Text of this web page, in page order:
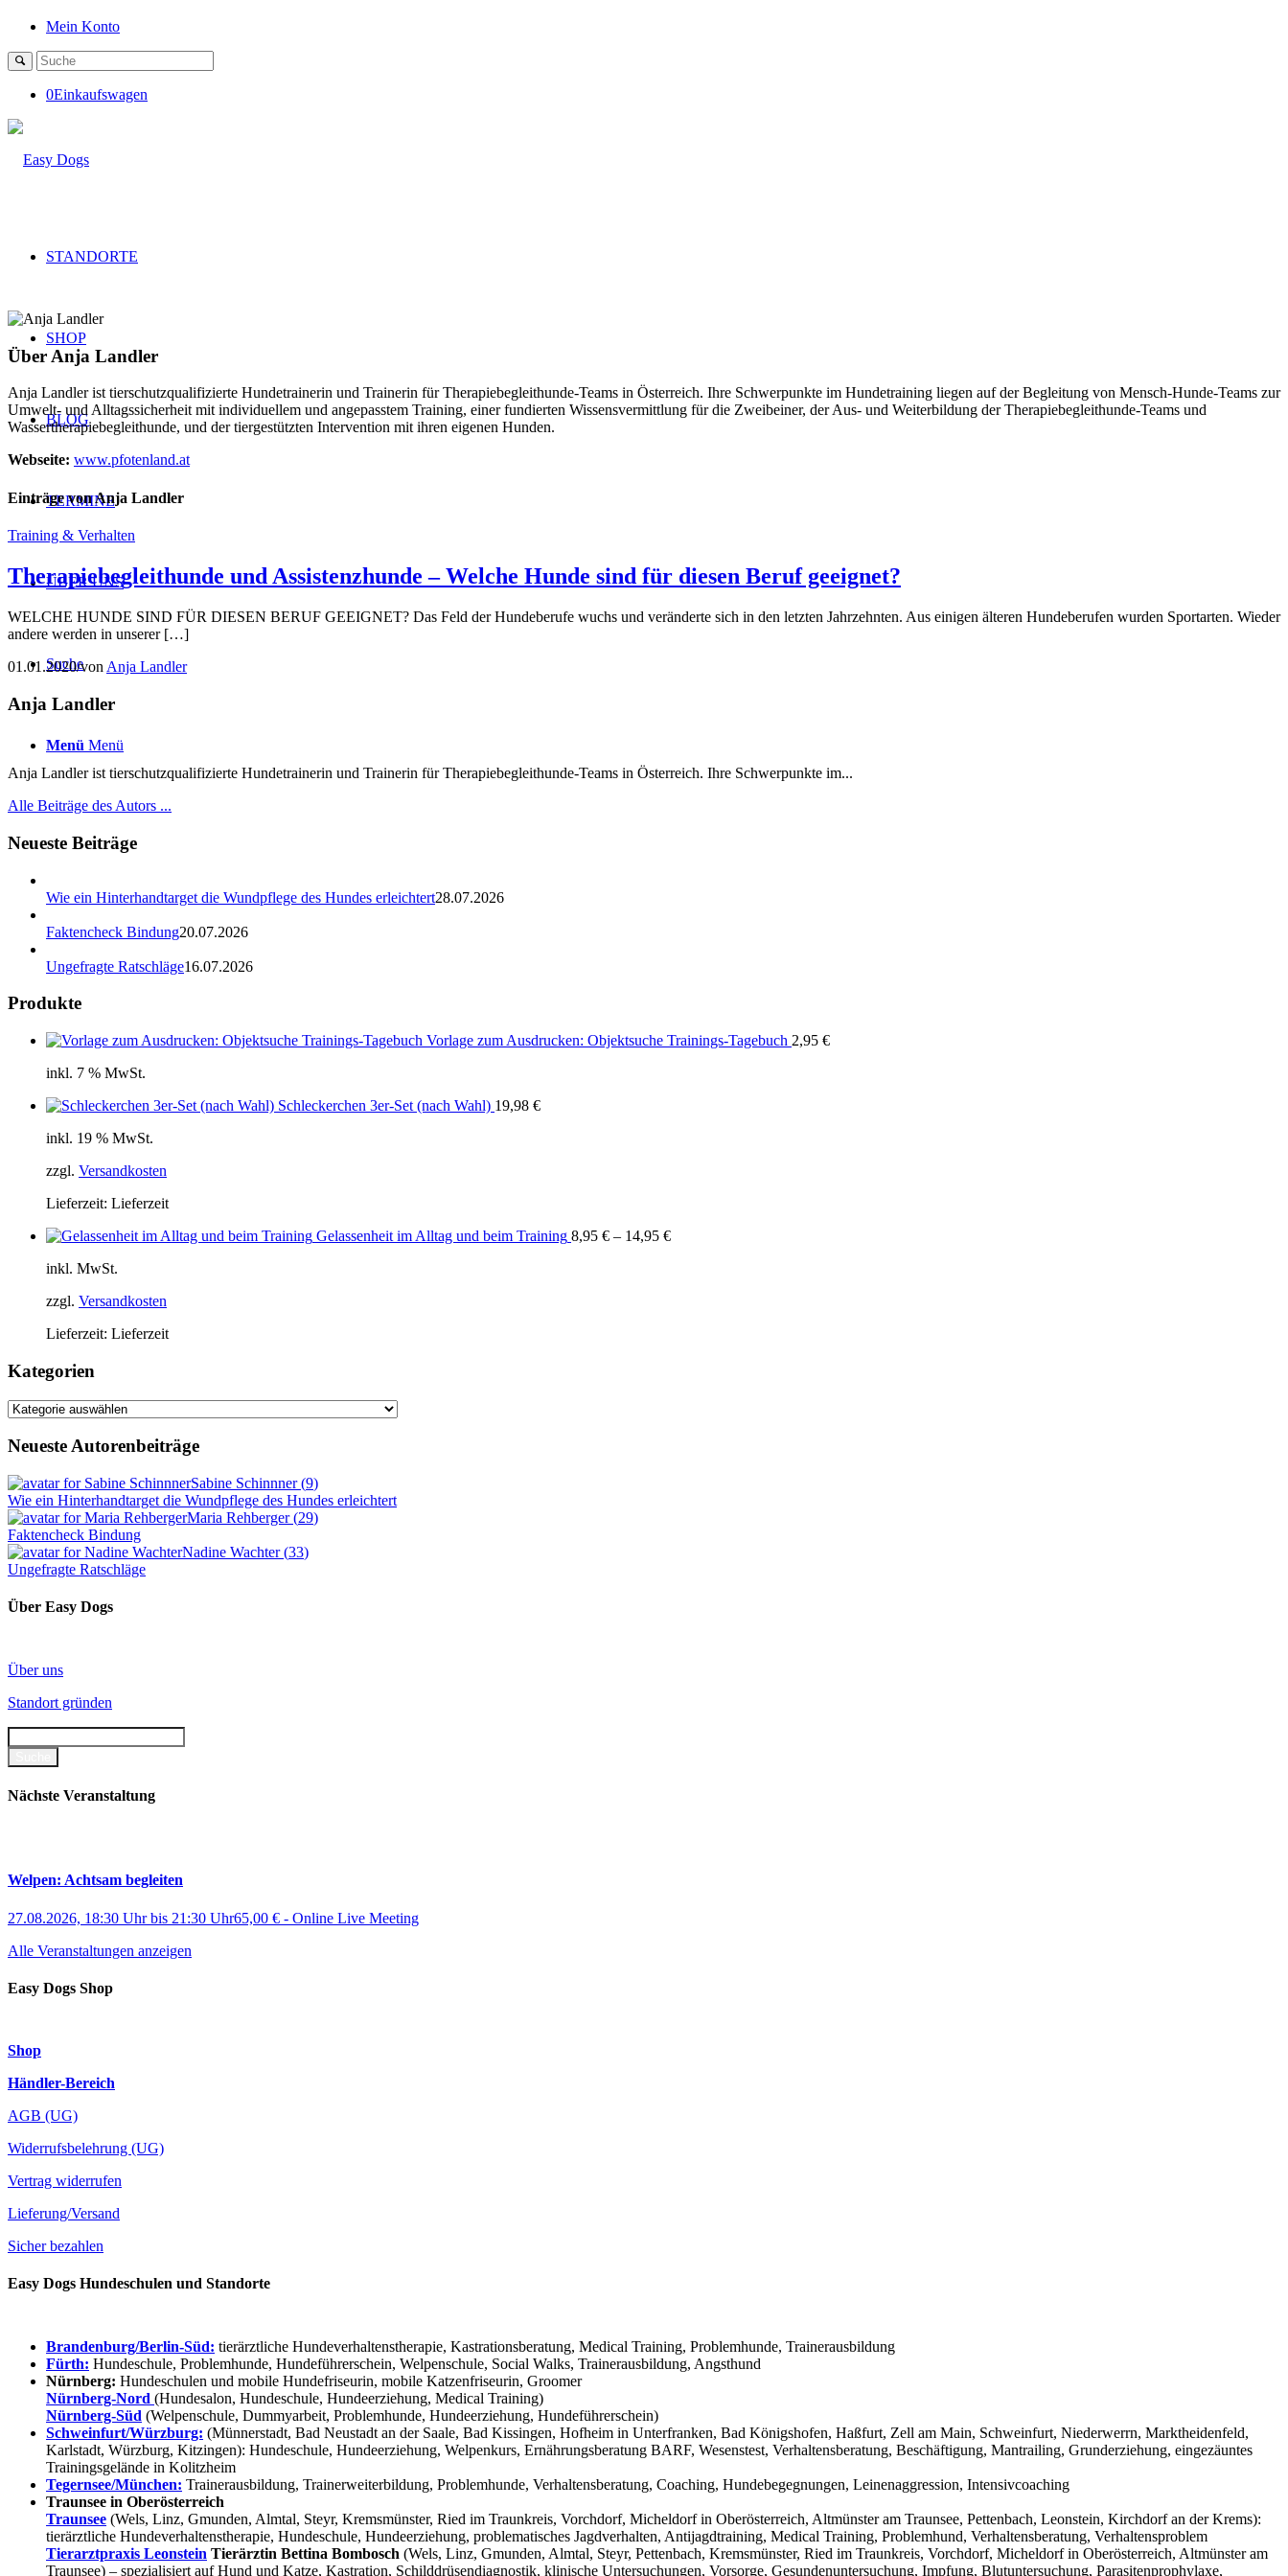
Mein Konto
0Einkaufswagen
STANDORTE
SHOP
BLOG
TERMINE
ÜBER UNS
Suche
Menü Menü
Über Anja Landler
Anja Landler ist tierschutzqualifizierte Hundetrainerin und Trainerin für Therapiebegleithunde-Teams in Österreich. Ihre Schwerpunkte im Hundetraining liegen auf der Begleitung von Mensch-Hunde-Teams zur
Umwelt- und Alltagssicherheit mit individuellem und angepasstem Training, einer fundierten Wissensvermittlung für die Zweibeiner, der Aus- und Weiterbildung der Therapiebegleithunde-Teams und
Wassertherapiebegleithunde, und der tiergestützten Intervention mit ihren eigenen Hunden.
Webseite: www.pfotenland.at
Einträge von Anja Landler
Training & Verhalten
Therapiebegleithunde und Assistenzhunde – Welche Hunde sind für diesen Beruf geeignet?
WELCHE HUNDE SIND FÜR DIESEN BERUF GEEIGNET? Das Feld der Hundeberufe wuchs und veränderte sich in den letzten Jahrzehnten. Aus einigen älteren Hundeberufen wurden Sportarten. Wieder
andere werden in unserer […]
01.01.2020/von Anja Landler
Anja Landler
Anja Landler ist tierschutzqualifizierte Hundetrainerin und Trainerin für Therapiebegleithunde-Teams in Österreich. Ihre Schwerpunkte im...
Alle Beiträge des Autors ...
Neueste Beiträge
Wie ein Hinterhandtarget die Wundpflege des Hundes erleichtert28.07.2026
Faktencheck Bindung20.07.2026
Ungefragte Ratschläge16.07.2026
Produkte
Vorlage zum Ausdrucken: Objektsuche Trainings-Tagebuch 2,95 €
inkl. 7 % MwSt.
Schleckerchen 3er-Set (nach Wahl) 19,98 €
inkl. 19 % MwSt.
zzgl. Versandkosten
Lieferzeit: Lieferzeit
Gelassenheit im Alltag und beim Training 8,95 € – 14,95 €
inkl. MwSt.
zzgl. Versandkosten
Lieferzeit: Lieferzeit
Kategorien
Kategorien
Neueste Autorenbeiträge
Sabine Schinnner(9)
Wie ein Hinterhandtarget die Wundpflege des Hundes erleichtert
Maria Rehberger(29)
Faktencheck Bindung
Nadine Wachter(33)
Ungefragte Ratschläge
Über Easy Dogs
Über uns
Standort gründen
Nächste Veranstaltung
Welpen: Achtsam begleiten
27.08.2026, 18:30 Uhrbis 21:30 Uhr65,00 € - Online Live Meeting
Alle Veranstaltungen anzeigen
Easy Dogs Shop
Shop
Händler-Bereich
AGB (UG)
Widerrufsbelehrung (UG)
Vertrag widerrufen
Lieferung/Versand
Sicher bezahlen
Easy Dogs Hundeschulen und Standorte
Brandenburg/Berlin-Süd: tierärztliche Hundeverhaltenstherapie, Kastrationsberatung, Medical Training, Problemhunde, Trainerausbildung
Fürth: Hundeschule, Problemhunde, Hundeführerschein, Welpenschule, Social Walks, Trainerausbildung, Angsthund
Nürnberg: Hundeschulen und mobile Hundefriseurin, mobile Katzenfriseurin, Groomer
Nürnberg-Nord (Hundesalon, Hundeschule, Hundeerziehung, Medical Training)
Nürnberg-Süd (Welpenschule, Dummyarbeit, Problemhunde, Hundeerziehung, Hundeführerschein)
Schweinfurt/Würzburg: (Münnerstadt, Bad Neustadt an der Saale, Bad Kissingen, Hofheim in Unterfranken, Bad Königshofen, Haßfurt, Zell am Main, Schweinfurt, Niederwerrn, Marktheidenfeld,
Karlstadt, Würzburg, Kitzingen): Hundeschule, Hundeerziehung, Welpenkurs, Ernährungsberatung BARF, Wesenstest, Verhaltensberatung, Beschäftigung, Mantrailing, Grunderziehung, eingezäuntes
Trainingsgelände in Kolitzheim
Tegernsee/München: Trainerausbildung, Trainerweiterbildung, Problemhunde, Verhaltensberatung, Coaching, Hundebegegnungen, Leinenaggression, Intensivcoaching
Traunsee in Oberösterreich
Traunsee (Wels, Linz, Gmunden, Almtal, Steyr, Kremsmünster, Ried im Traunkreis, Vorchdorf, Micheldorf in Oberösterreich, Altmünster am Traunsee, Pettenbach, Leonstein, Kirchdorf an der Krems):
tierärztliche Hundeverhaltenstherapie, Hundeschule, Hundeerziehung, problematisches Jagdverhalten, Antijagdtraining, Medical Training, Problemhund, Verhaltensberatung, Verhaltensproblem
Tierarztpraxis Leonstein Tierärztin Bettina Bombosch (Wels, Linz, Gmunden, Almtal, Steyr, Pettenbach, Kremsmünster, Ried im Traunkreis, Vorchdorf, Micheldorf in Oberösterreich, Altmünster am
Traunsee) – spezialisiert auf Hund und Katze, Kastration, Schilddrüsendiagnostik, klinische Untersuchungen, Vorsorge, Gesundenuntersuchung, Impfung, Blutuntersuchung, Parasitenprophylaxe,